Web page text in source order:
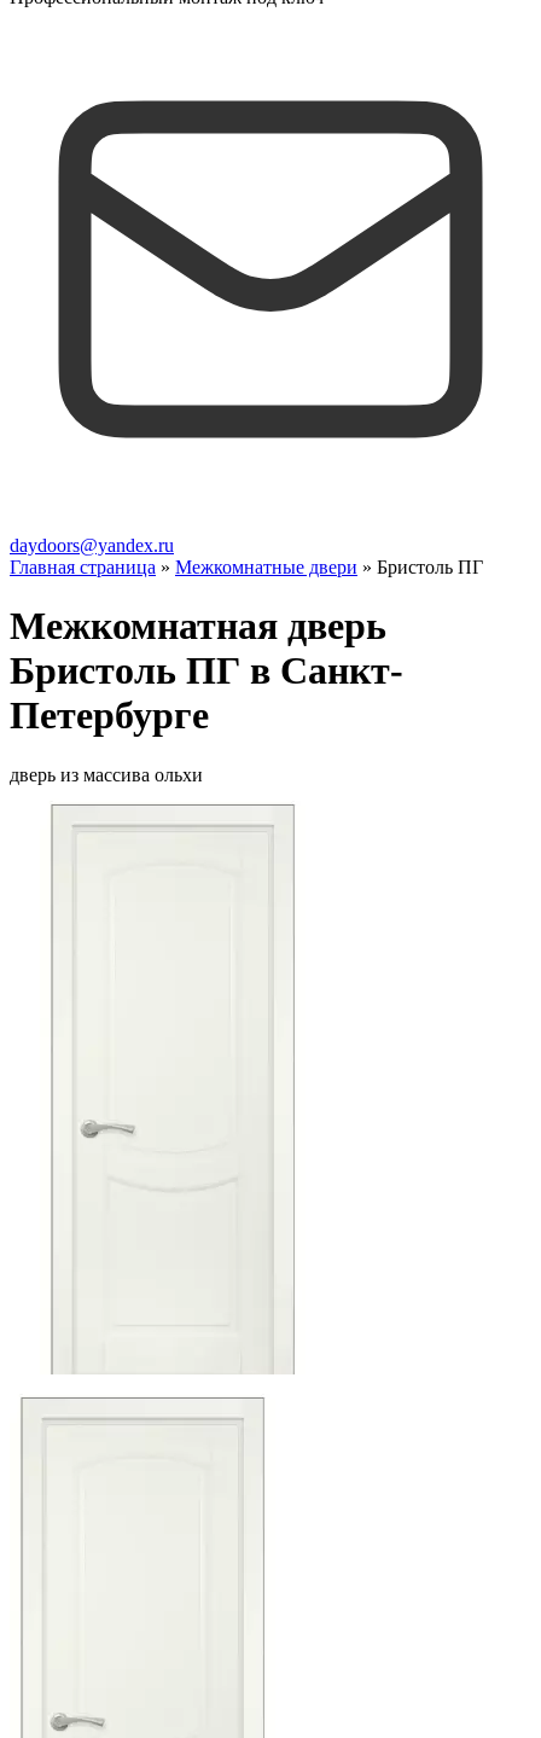
daydoors@yandex.ru
Главная страница » Межкомнатные двери » Бристоль ПГ
Межкомнатная дверь
Бристоль ПГ в Санкт-
Петербурге
дверь из массива ольхи